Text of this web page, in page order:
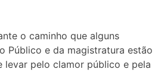
o caminho que alguns
Público e da magistratura estão
levar pelo clamor público e pela